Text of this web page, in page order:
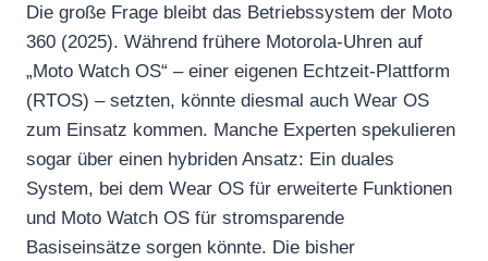
Die große Frage bleibt das Betriebssystem der Moto
360 (2025). Während frühere Motorola-Uhren auf
„Moto Watch OS“ – einer eigenen Echtzeit-Plattform
(RTOS) – setzten, könnte diesmal auch Wear OS
zum Einsatz kommen. Manche Experten spekulieren
sogar über einen hybriden Ansatz: Ein duales
System, bei dem Wear OS für erweiterte Funktionen
und Moto Watch OS für stromsparende
Basiseinsätze sorgen könnte. Die bisher